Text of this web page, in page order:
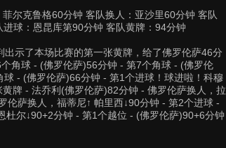
尔克鲁格60分钟 客队换人：亚沙里60分钟 客队
球：恩昆库第90分钟 客队黄牌：94分钟
示了本场比赛的第一张黄牌，给了佛罗伦萨46分
角球 - (佛罗伦萨)56分钟 - 第7个角球 - (佛罗伦
- (佛罗伦萨)66分钟 - 第1个进球！球进啦！科穆
牌 - 法乔利(佛罗伦萨)82分钟 - 佛罗伦萨换人，拉
伦萨换人，福蒂尼↑ 帕里西↓90分钟 - 第2个进球 -
尔↓90+2分钟 - 第1个越位 - (佛罗伦萨)90+6分钟